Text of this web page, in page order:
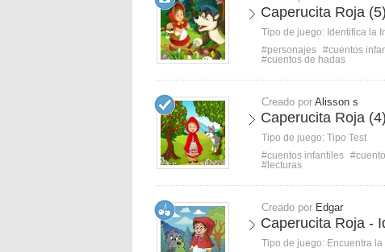
Caperucita Roja (5)
Tipo de juego: Identifica la
#personajes #cuentos
#cuentos de hadas
Creado por Alisson s
Caperucita Roja (4)
Tipo de juego: Tipo Test
#cuentos infantiles
#lecturas
Creado por Edgar
Caperucita Roja -
Tipo de juego: Encuentra